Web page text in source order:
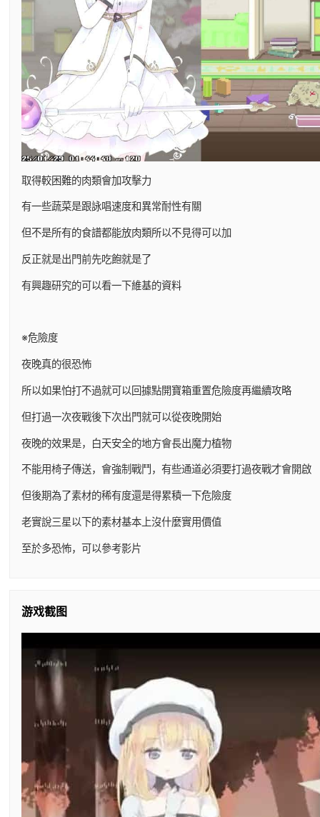
取得較困難的肉類會加攻擊力
有一些蔬菜是跟詠唱速度和異常耐性有關
但不是所有的食譜都能放肉類所以不見得可以加
反正就是出門前先吃飽就是了
有興趣研究的可以看一下維基的資料
※危險度
夜晚真的很恐怖
所以如果怕打不過就可以回據點開寶箱重置危險度再繼續攻略
但打過一次夜戰後下次出門就可以從夜晚開始
夜晚的效果是，白天安全的地方會長出魔力植物
不能用椅子傳送，會強制戰鬥，有些通道必須要打過夜戰才會開啟
但後期為了素材的稀有度還是得累積一下危險度
老實說三星以下的素材基本上沒什麼實用價值
至於多恐怖，可以參考影片
游戏截图